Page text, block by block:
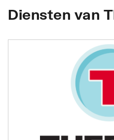
Diensten van